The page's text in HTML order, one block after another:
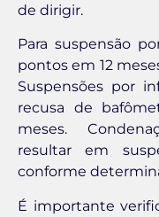
de dirigir.
Para suspensão
pontos em 12
Suspensões por
recusa de
meses.
resultar em
conforme
É importante